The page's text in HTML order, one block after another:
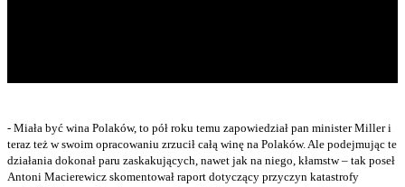
- Miała być wina Polaków, to pół roku temu zapowiedział pan minister Miller i
teraz też w swoim opracowaniu zrzucił całą winę na Polaków. Ale podejmując te
działania dokonał paru zaskakujących, nawet jak na niego, kłamstw – tak poseł
Antoni Macierewicz skomentował raport dotyczący przyczyn katastrofy